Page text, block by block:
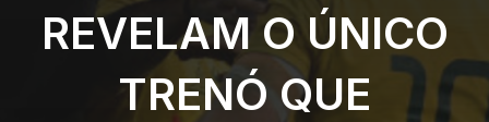
REVELAM O ÚNICO
TRENÓ QUE